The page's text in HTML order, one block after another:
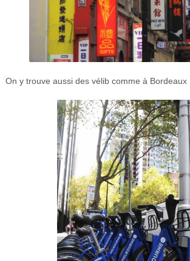
On y trouve aussi des vélib comme à Bordeaux